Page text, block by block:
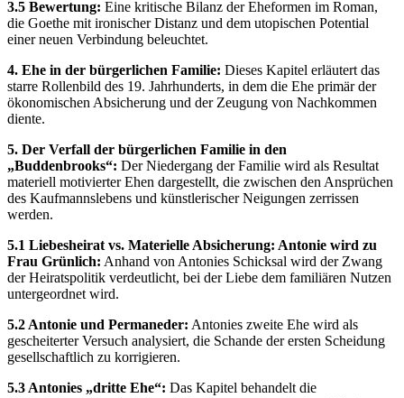
3.5 Bewertung: Eine kritische Bilanz der Eheformen im Roman,
die Goethe mit ironischer Distanz und dem utopischen Potential
einer neuen Verbindung beleuchtet.
4. Ehe in der bürgerlichen Familie: Dieses Kapitel erläutert das
starre Rollenbild des 19. Jahrhunderts, in dem die Ehe primär der
ökonomischen Absicherung und der Zeugung von Nachkommen
diente.
5. Der Verfall der bürgerlichen Familie in den
„Buddenbrooks“: Der Niedergang der Familie wird als Resultat
materiell motivierter Ehen dargestellt, die zwischen den Ansprüchen
des Kaufmannslebens und künstlerischer Neigungen zerrissen
werden.
5.1 Liebesheirat vs. Materielle Absicherung: Antonie wird zu
Frau Grünlich: Anhand von Antonies Schicksal wird der Zwang
der Heiratspolitik verdeutlicht, bei der Liebe dem familiären Nutzen
untergeordnet wird.
5.2 Antonie und Permaneder: Antonies zweite Ehe wird als
gescheiterter Versuch analysiert, die Schande der ersten Scheidung
gesellschaftlich zu korrigieren.
5.3 Antonies „dritte Ehe“: Das Kapitel behandelt die